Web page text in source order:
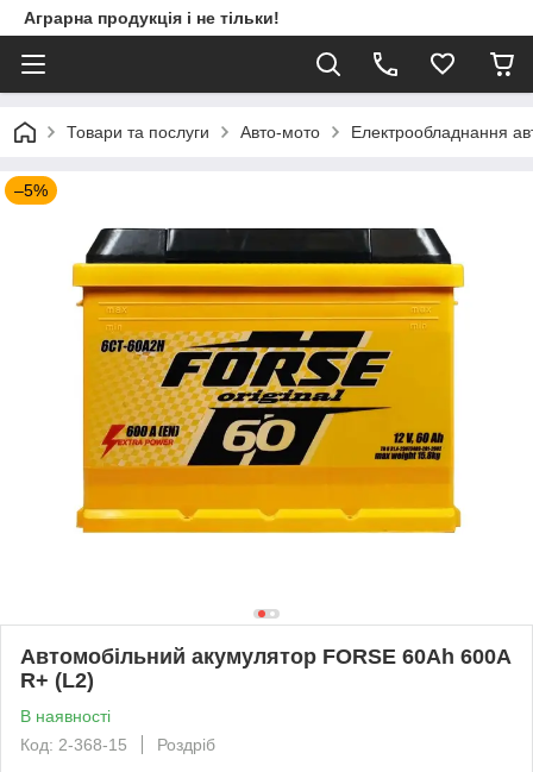
Аграрна продукція і не тільки!
Товари та послуги Авто-мото Електрообладнання
–5%
Автомобільний акумулятор FORSE 60Ah 600A
R+ (L2)
В наявності
Код: 2-368-15
Роздріб